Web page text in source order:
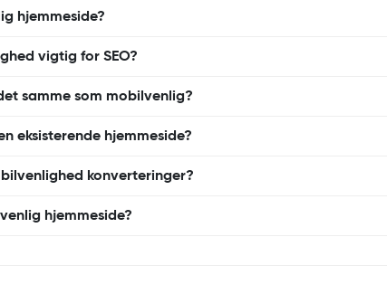
hjemmeside?
og fungerer optimalt på smartphones og tablets.
vigtig for SEO?
betydning for placeringer i søgeresultaterne.
samme som mobilvenlig?
på tværs af enheder.
eksisterende hjemmeside?
eksisterende hjemmesider og udvikle helt nye
konverteringer?
i højere konverteringsrater.
hjemmeside?